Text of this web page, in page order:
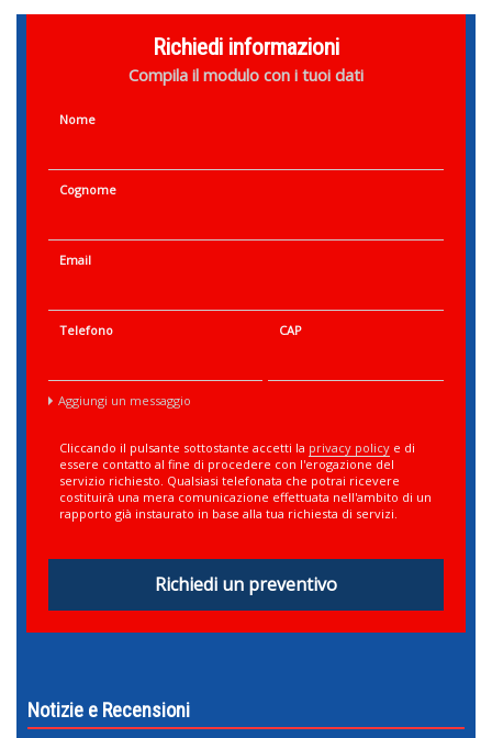
Richiedi informazioni
Compila il modulo con i tuoi dati
Nome
Cognome
Email
Telefono CAP
Aggiungi un messaggio
Cliccando il pulsante sottostante accetti la privacy policy e di
essere contatto al fine di procedere con l'erogazione del
servizio richiesto. Qualsiasi telefonata che potrai ricevere
costituirà una mera comunicazione effettuata nell'ambito di un
rapporto già instaurato in base alla tua richiesta di servizi.
Richiedi un preventivo
Notizie e Recensioni